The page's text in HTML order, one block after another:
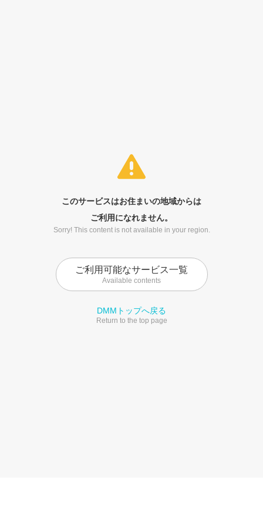
このサービスはお住まいの地域からは
ご利用になれません。
Sorry! This content is not available in your region.
ご利用可能なサービス一覧
Available contents
DMMトップへ戻る
Return to the top page